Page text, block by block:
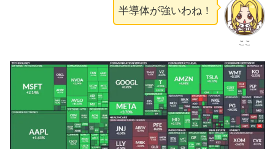
ここ
半導体が強いわね！